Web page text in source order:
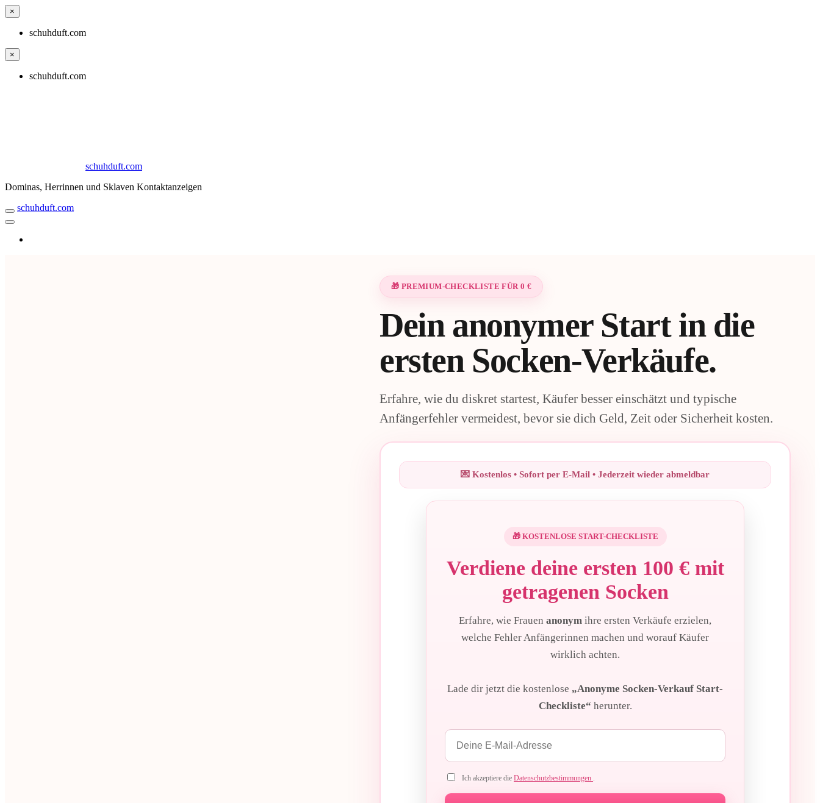
×
schuhduft.com
×
schuhduft.com
schuhduft.com
Dominas, Herrinnen und Sklaven Kontaktanzeigen
schuhduft.com
🎁 PREMIUM-CHECKLISTE FÜR 0 €
Dein anonymer Start in die
ersten Socken-Verkäufe.
Erfahre, wie du diskret startest, Käufer besser einschätzt und typische
Anfängerfehler vermeidest, bevor sie dich Geld, Zeit oder Sicherheit kosten.
💌 Kostenlos • Sofort per E-Mail • Jederzeit wieder abmeldbar
🎁 KOSTENLOSE START-CHECKLISTE
Verdiene deine ersten 100 € mit
getragenen Socken
Erfahre, wie Frauenanonym ihre ersten Verkäufe erzielen,
welche Fehler Anfängerinnen machen und worauf Käufer
wirklich achten.
Lade dir jetzt die kostenlose „Anonyme Socken-Verkauf Start-
Checkliste“ herunter.
Ich akzeptiere dieDatenschutzbestimmungen .